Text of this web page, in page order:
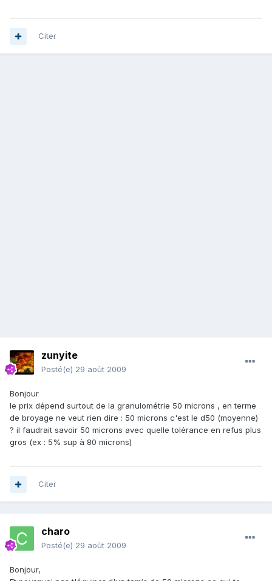
Citer
zunyite
Posté(e) 29 août 2009
Bonjour
le prix dépend surtout de la granulométrie 50 microns , en terme
de broyage ne veut rien dire : 50 microns c'est le d50 (moyenne)
? il faudrait savoir 50 microns avec quelle tolérance en refus plus
gros (ex : 5% sup à 80 microns)
Citer
charo
Posté(e) 29 août 2009
Bonjour,